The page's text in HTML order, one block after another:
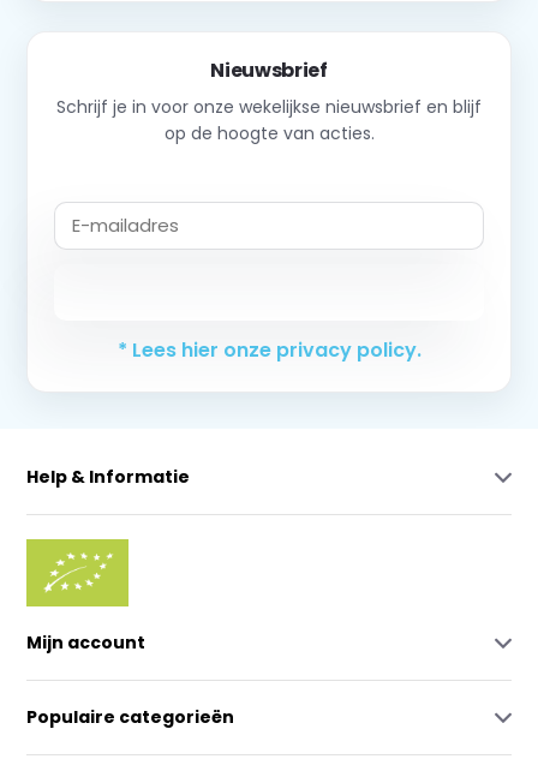
Nieuwsbrief
Schrijf je in voor onze wekelijkse nieuwsbrief en blijf
op de hoogte van acties.
* Lees hier onze privacy policy.
Help & Informatie
Mijn account
Populaire categorieën